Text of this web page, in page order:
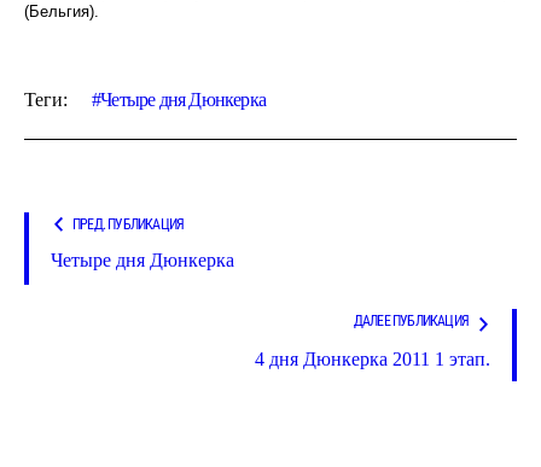
(Бельгия).
Теги: Четыре дня Дюнкерка
ПРЕД. ПУБЛИКАЦИЯ
Четыре дня Дюнкерка
ДАЛЕЕ ПУБЛИКАЦИЯ
4 дня Дюнкерка 2011 1 этап.